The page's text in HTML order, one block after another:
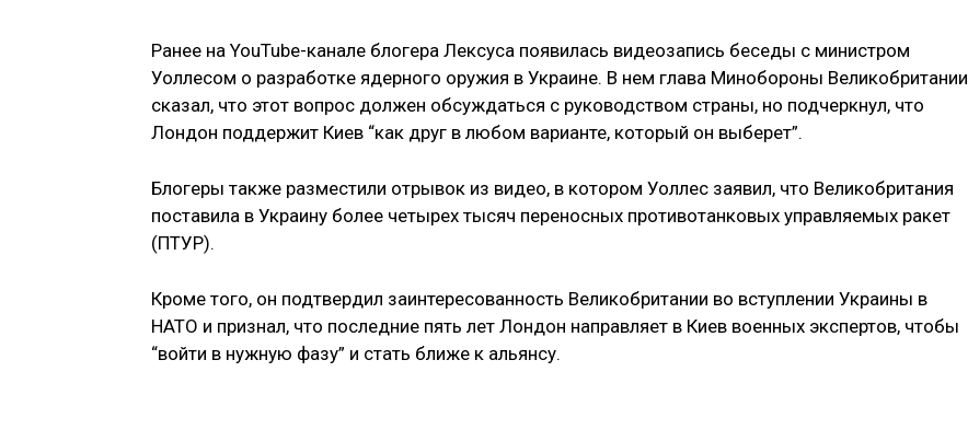
Ранее на YouTube-канале блогера Лексуса появилась видеозапись беседы с министром
Уоллесом о разработке ядерного оружия в Украине. В нем глава Минобороны Великобритании
сказал, что этот вопрос должен обсуждаться с руководством страны, но подчеркнул, что
Лондон поддержит Киев “как друг в любом варианте, который он выберет”.
Блогеры также разместили отрывок из видео, в котором Уоллес заявил, что Великобритания
поставила в Украину более четырех тысяч переносных противотанковых управляемых ракет
(ПТУР).
Кроме того, он подтвердил заинтересованность Великобритании во вступлении Украины в
НАТО и признал, что последние пять лет Лондон направляет в Киев военных экспертов, чтобы
“войти в нужную фазу” и стать ближе к альянсу.